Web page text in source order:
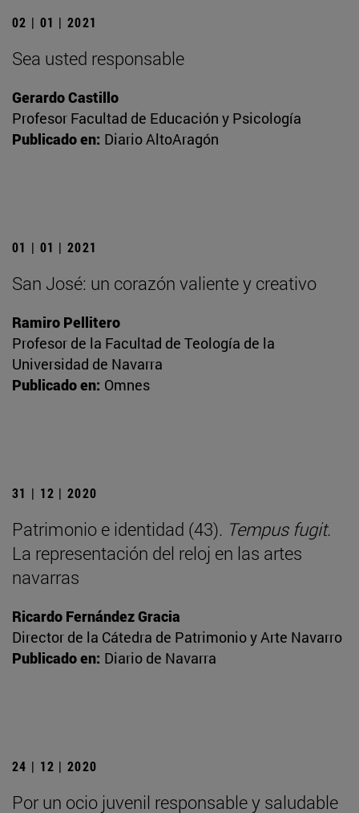
02 | 01 | 2021
Sea usted responsable
Gerardo Castillo
Profesor Facultad de Educación y Psicología
Publicado en: Diario AltoAragón
01 | 01 | 2021
San José: un corazón valiente y creativo
Ramiro Pellitero
Profesor de la Facultad de Teología de la
Universidad de Navarra
Publicado en: Omnes
31 | 12 | 2020
Patrimonio e identidad (43). Tempus fugit.
La representación del reloj en las artes
navarras
Ricardo Fernández Gracia
Director de la Cátedra de Patrimonio y Arte Navarro
Publicado en: Diario de Navarra
24 | 12 | 2020
Por un ocio juvenil responsable y saludable